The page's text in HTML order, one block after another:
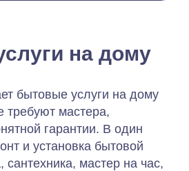
на дому
бытовые услуги на дому
требуют мастера,
гарантии. В один
и установка бытовой
сантехника, мастер на час,